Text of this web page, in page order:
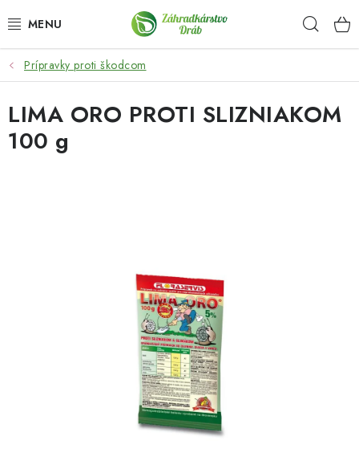
na
OKRASNÉ DREVINY
OLIVOVNÍKY, PALMY, CITRUSY
DROBNÉ OVOCIE
ZÁHRADKÁRSKE POTREBY
Prípravky proti škodcom
LIMA ORO PROTI SLIZNIAKOM
100 g